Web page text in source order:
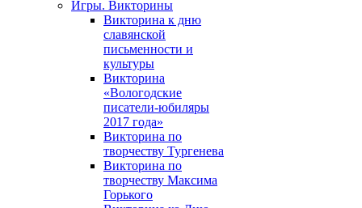
Игры. Викторины
Викторина к дню
славянской
письменности и
культуры
Викторина
«Вологодские
писатели-юбиляры
2017 года»
Викторина по
творчеству Тургенева
Викторина по
творчеству Максима
Горького